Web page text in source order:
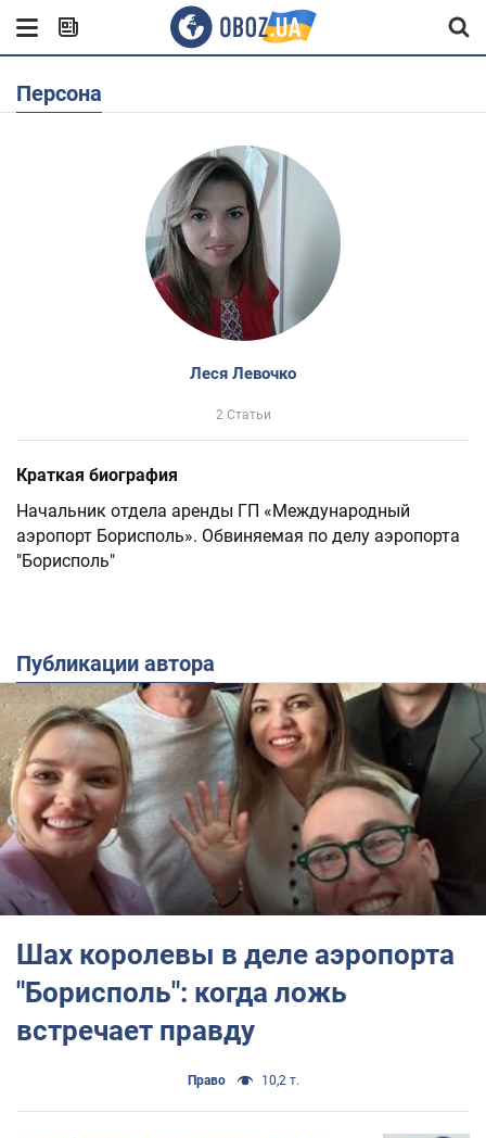
Персона
Леся Левочко
2 Статьи
Краткая биография
Начальник отдела аренды ГП «Международный
аэропорт Борисполь». Обвиняемая по делу аэропорта
"Борисполь"
Публикации автора
Шах королевы в деле аэропорта
"Борисполь": когда ложь
встречает правду
Право 10,2 т.